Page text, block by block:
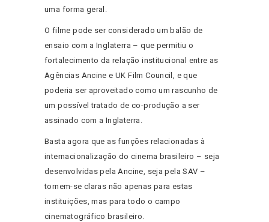
uma forma geral.
O filme pode ser considerado um balão de
ensaio com a Inglaterra – que permitiu o
fortalecimento da relação institucional entre as
Agências Ancine e UK Film Council, e que
poderia ser aproveitado como um rascunho de
um possível tratado de co-produção a ser
assinado com a Inglaterra.
Basta agora que as funções relacionadas à
internacionalização do cinema brasileiro – seja
desenvolvidas pela Ancine, seja pela SAV –
tornem-se claras não apenas para estas
instituições, mas para todo o campo
cinematográfico brasileiro.